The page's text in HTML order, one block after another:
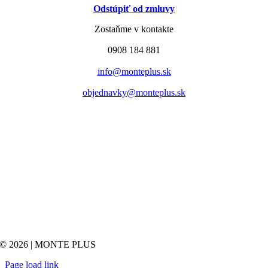
Odstúpiť od zmluvy
Zostaňme v kontakte
0908 184 881
info@monteplus.sk
objednavky@monteplus.sk
© 2026 | MONTE PLUS
Page load link